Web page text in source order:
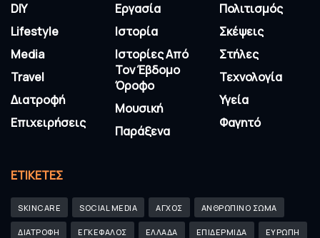
DIY
Lifestyle
Media
Travel
Διατροφή
Επιχειρήσεις
Εργασία
Ιστορία
Ιστορίες Από
Τον Έβδομο
Όροφο
Μουσική
Παράξενα
Πολιτισμός
Σκέψεις
Στήλες
Τεχνολογία
Υγεία
Φαγητό
ΕΤΙΚΈΤΕΣ
SKINCARE SOCIAL MEDIA ΑΓΧΟΣ ΑΝΘΡΩΠΙΝΟ ΣΩΜΑ
ΔΙΑΤΡΟΦΗ ΕΓΚΕΦΑΛΟΣ ΕΛΛΑΔΑ ΕΠΙΔΕΡΜΙΔΑ ΕΥΡΩΠΗ